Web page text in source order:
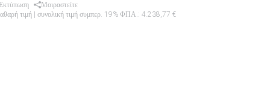
Μοιραστείτε
τιμή | συνολική τιμή συμπερ. 19% ΦΠΑ.: 4.238,77 €